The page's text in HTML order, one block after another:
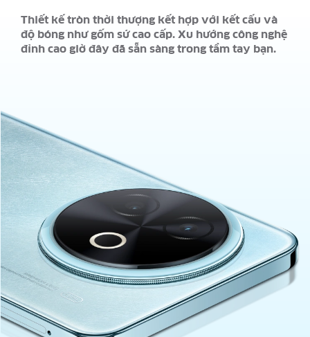
Thiết kế tròn thời thượng kết hợp với kết cấu và
độ bóng như gốm sứ cao cấp. Xu hướng công nghệ
đỉnh cao giờ đây đã sẵn sàng trong tầm tay bạn.